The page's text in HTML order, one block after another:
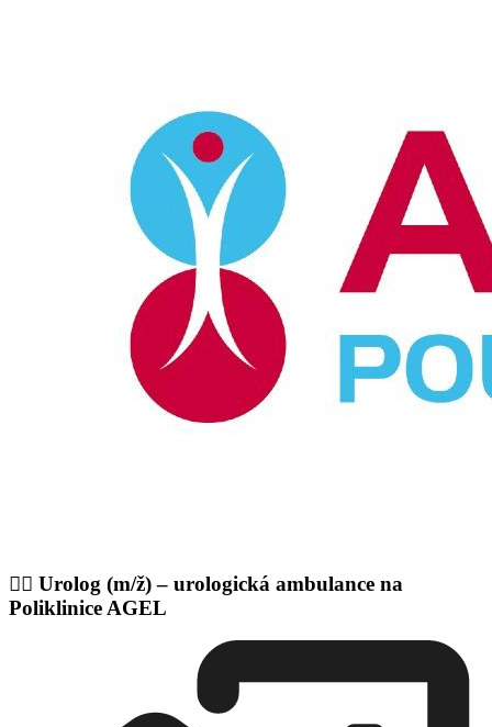
👨‍⚕️ Urolog (m/ž) – urologická ambulance na
Poliklinice AGEL